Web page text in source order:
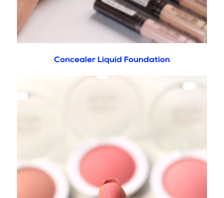
Concealer Liquid Foundation